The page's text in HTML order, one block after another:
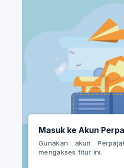
Masuk ke Akun
Gunakan akun
mengakses fitur ini.